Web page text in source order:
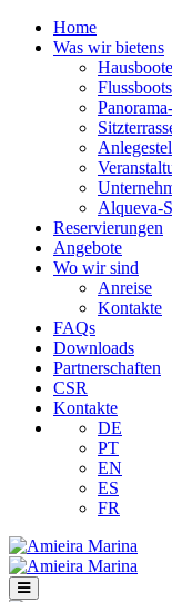
Home
Was wir bietens
Hausboote
Alqueva-
Reservierungen
Angebote
Wo wir sind
Anreise
Kontakte
FAQs
Downloads
Partnerschaften
CSR
Kontakte
DE
PT
EN
ES
FR